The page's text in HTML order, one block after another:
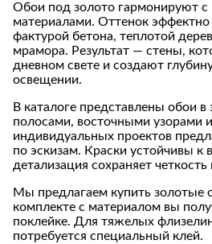
Обои под золото гармонируют с
материалами. Оттенок эффектно
фактурой бетона, теплотой
мрамора. Результат — стены,
дневном свете и создают
освещении.
В каталоге представлены обои в
полосами, восточными узорами
индивидуальных проектов
по эскизам. Краски устойчивы к
детализация сохраняет четкость
Мы предлагаем купить золотые
комплекте с материалом вы
поклейке. Для тяжелых
потребуется специальный клей.